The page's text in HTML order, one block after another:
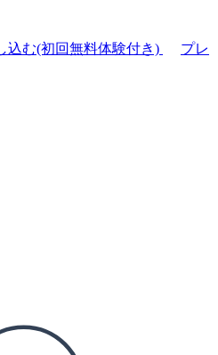
込む(初回無料体験付き)
プレ